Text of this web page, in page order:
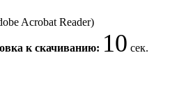
Acrobat Reader)
к скачиванию: 10 сек.